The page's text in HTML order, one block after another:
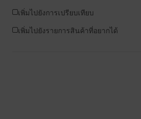
เพิ่มไปยังการเปรียบเทียบ
เพิ่มไปยังรายการสินค้าที่อยากได้